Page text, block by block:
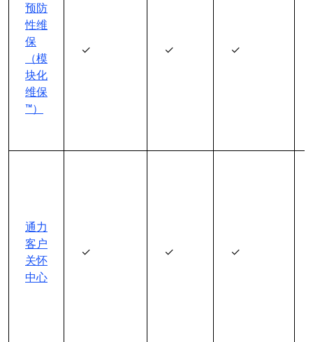
预防
性维
保
（模
块化
维保
™）
✓ ✓ ✓
通力
客户
关怀
中心
✓ ✓ ✓